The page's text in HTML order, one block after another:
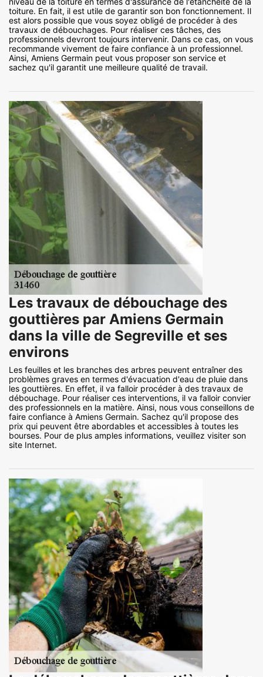
toiture. En fait, il est utile de garantir son bon fonctionnement. Il
est alors possible que vous soyez obligé de procéder à des
travaux de débouchages. Pour réaliser ces tâches, des
professionnels devront toujours intervenir. Dans ce cas, on vous
recommande vivement de faire confiance à un professionnel.
Ainsi, Amiens Germain peut vous proposer son service et
sachez qu'il garantit une meilleure qualité de travail.
Les travaux de débouchage des
gouttières par Amiens Germain
dans la ville de Segreville et ses
environs
Les feuilles et les branches des arbres peuvent entraîner des
problèmes graves en termes d'évacuation d'eau de pluie dans
les gouttières. En effet, il va falloir procéder à des travaux de
débouchage. Pour réaliser ces interventions, il va falloir convier
des professionnels en la matière. Ainsi, nous vous conseillons de
faire confiance à Amiens Germain. Sachez qu'il propose des
prix qui peuvent être abordables et accessibles à toutes les
bourses. Pour de plus amples informations, veuillez visiter son
site Internet.